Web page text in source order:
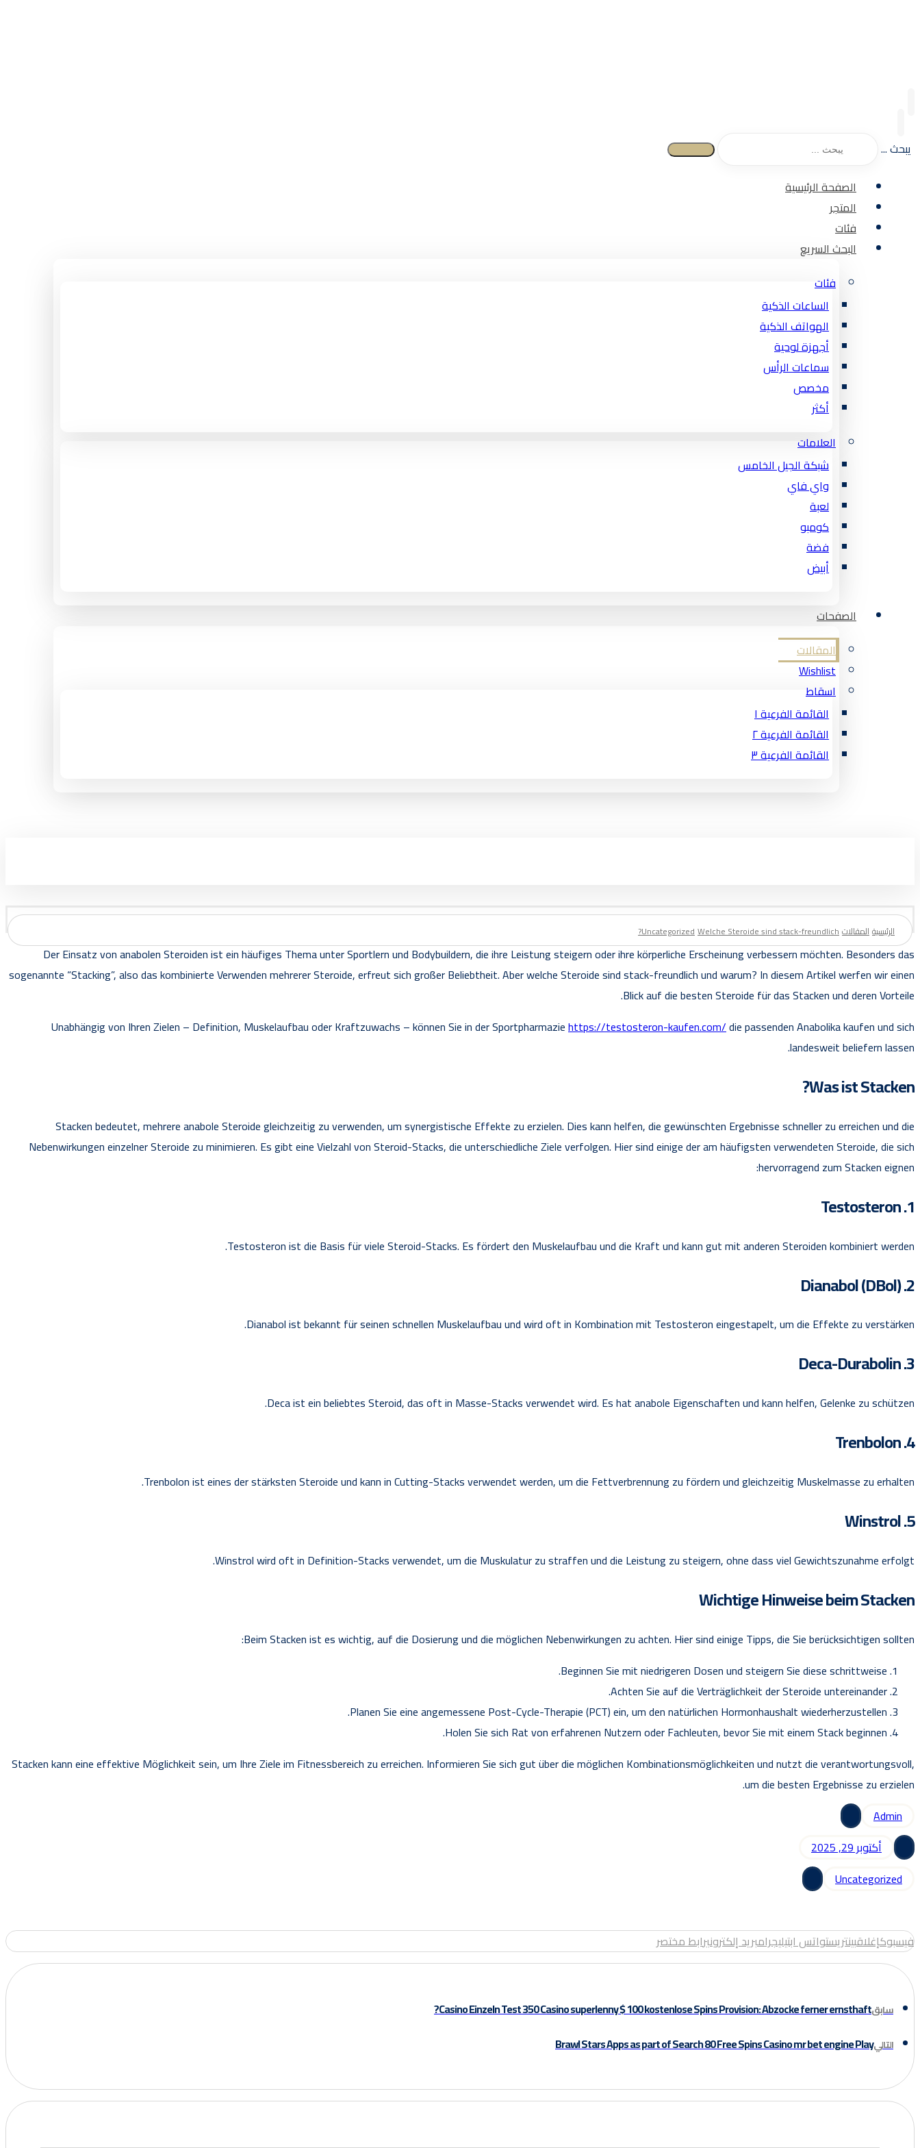
يبحث ...
الصفحة الرئيسية
المتجر
فئات
البحث السريع
فئات
الساعات الذكية
الهواتف الذكية
أجهزة لوحية
سماعات الرأس
مخصص
أكثر
العلامات
شبكة الجيل الخامس
واي فاي
لعبة
كومبو
فضة
أبيض
الصفحات
المقالات
Wishlist
اسقاط
القائمة الفرعية ١
القائمة الفرعية ٢
القائمة الفرعية ٣
الرئيسيةالمقالات UncategorizedWelche Steroide sind stack-freundlich?
Der Einsatz von anabolen Steroiden ist ein häufiges Thema unter Sportlern und Bodybuildern, die ihre Leistung steigern oder ihre körperliche Erscheinung verbessern möchten. Besonders das
sogenannte “Stacking”, also das kombinierte Verwenden mehrerer Steroide, erfreut sich großer Beliebtheit. Aber welche Steroide sind stack-freundlich und warum? In diesem Artikel werfen wir einen
Blick auf die besten Steroide für das Stacken und deren Vorteile.
Unabhängig von Ihren Zielen – Definition, Muskelaufbau oder Kraftzuwachs – können Sie in der Sportpharmaziehttps://testosteron-kaufen.com/die passenden Anabolika kaufen und sich
landesweit beliefern lassen.
Was ist Stacken?
Stacken bedeutet, mehrere anabole Steroide gleichzeitig zu verwenden, um synergistische Effekte zu erzielen. Dies kann helfen, die gewünschten Ergebnisse schneller zu erreichen und die
Nebenwirkungen einzelner Steroide zu minimieren. Es gibt eine Vielzahl von Steroid-Stacks, die unterschiedliche Ziele verfolgen. Hier sind einige der am häufigsten verwendeten Steroide, die sich
hervorragend zum Stacken eignen:
1. Testosteron
Testosteron ist die Basis für viele Steroid-Stacks. Es fördert den Muskelaufbau und die Kraft und kann gut mit anderen Steroiden kombiniert werden.
2. Dianabol (DBol)
Dianabol ist bekannt für seinen schnellen Muskelaufbau und wird oft in Kombination mit Testosteron eingestapelt, um die Effekte zu verstärken.
3. Deca-Durabolin
Deca ist ein beliebtes Steroid, das oft in Masse-Stacks verwendet wird. Es hat anabole Eigenschaften und kann helfen, Gelenke zu schützen.
4. Trenbolon
Trenbolon ist eines der stärksten Steroide und kann in Cutting-Stacks verwendet werden, um die Fettverbrennung zu fördern und gleichzeitig Muskelmasse zu erhalten.
5. Winstrol
Winstrol wird oft in Definition-Stacks verwendet, um die Muskulatur zu straffen und die Leistung zu steigern, ohne dass viel Gewichtszunahme erfolgt.
Wichtige Hinweise beim Stacken
Beim Stacken ist es wichtig, auf die Dosierung und die möglichen Nebenwirkungen zu achten. Hier sind einige Tipps, die Sie berücksichtigen sollten:
Beginnen Sie mit niedrigeren Dosen und steigern Sie diese schrittweise.
Achten Sie auf die Verträglichkeit der Steroide untereinander.
Planen Sie eine angemessene Post-Cycle-Therapie (PCT) ein, um den natürlichen Hormonhaushalt wiederherzustellen.
Holen Sie sich Rat von erfahrenen Nutzern oder Fachleuten, bevor Sie mit einem Stack beginnen.
Stacken kann eine effektive Möglichkeit sein, um Ihre Ziele im Fitnessbereich zu erreichen. Informieren Sie sich gut über die möglichen Kombinationsmöglichkeiten und nutzt die verantwortungsvoll,
um die besten Ergebnisse zu erzielen.
Admin
أكتوبر 29, 2025
Uncategorized
فيسبوكإغلاقبينتريستواتس ابتيليجرامبريد إلكترونيرابط مختصر
سابقCasino Einzeln Test 350 Casino superlenny $ 100 kostenlose Spins Provision: Abzocke ferner ernsthaft?
التاليBrawl Stars Apps as part of Search 80 Free Spins Casino mr bet engine Play